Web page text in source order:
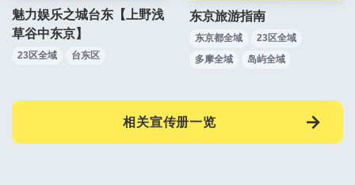
魅力娱乐之城台东【上野浅
草谷中东京】
23区全域 台东区
东京旅游指南
东京都全域
23区全域
多摩全域
岛屿全域
相关宣传册一览